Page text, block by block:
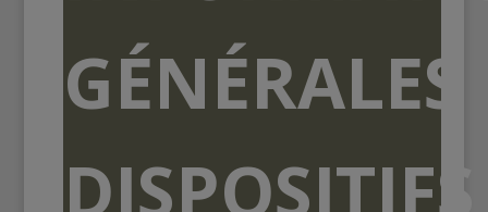
GÉNÉRALES
DISPOSITIFS